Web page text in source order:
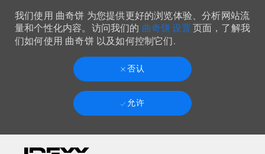
我们使用 曲奇饼 为您提供更好的浏览体验、分析网站流
量和个性化内容。访问我们的 曲奇饼 设置 页面，了解我
们如何使用 曲奇饼 以及如何控制它们.
否认
允许